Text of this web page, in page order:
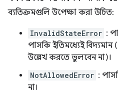
ব্যতিক্রমগুলি উপেক্ষা করা উচিত:
InvalidStateError :
পাসকি ইতিমধ্যেই বিদ্যমান (
উল্লেখ করতে ভুলবেন না)।
NotAllowedError :
না।